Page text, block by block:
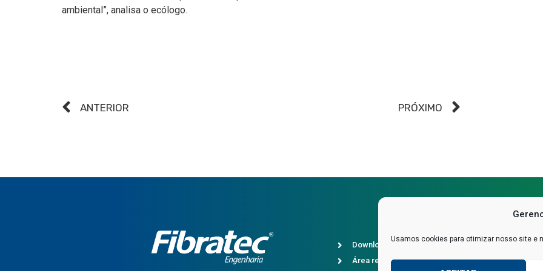
Usamos cookies para otimizar nosso site e
ambiental”, analisa o ecólogo.
ANTERIOR PRÓXIMO
Downloads
Área restrita
SAC